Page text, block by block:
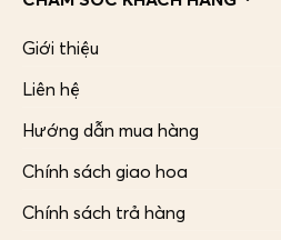
Giới thiệu
Liên hệ
Hướng dẫn mua hàng
Chính sách giao hoa
Chính sách trả hàng